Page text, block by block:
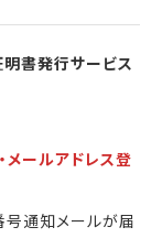
明書発行サービス
ールアドレス登
号通知メールが届